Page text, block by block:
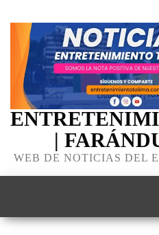
|
WEB DE NOTICIAS DEL